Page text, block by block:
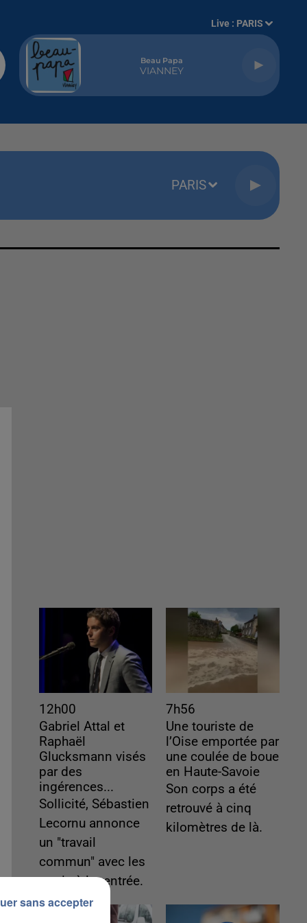
Live : PARIS
Beau Papa
VIANNEY
PARIS
12h00
Gabriel Attal et
Raphaël
Glucksmann visés
par des
ingérences...
Sollicité, Sébastien
Lecornu annonce
un "travail
commun" avec les
partis à la rentrée.
7h56
Une touriste de
l’Oise emportée par
une coulée de boue
en Haute-Savoie
Son corps a été
retrouvé à cinq
kilomètres de là.
sans accepter